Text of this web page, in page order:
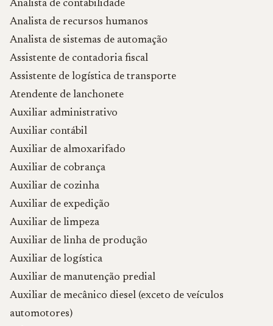
Analista de contabilidade
Analista de recursos humanos
Analista de sistemas de automação
Assistente de contadoria fiscal
Assistente de logística de transporte
Atendente de lanchonete
Auxiliar administrativo
Auxiliar contábil
Auxiliar de almoxarifado
Auxiliar de cobrança
Auxiliar de cozinha
Auxiliar de expedição
Auxiliar de limpeza
Auxiliar de linha de produção
Auxiliar de logística
Auxiliar de manutenção predial
Auxiliar de mecânico diesel (exceto de veículos
automotores)